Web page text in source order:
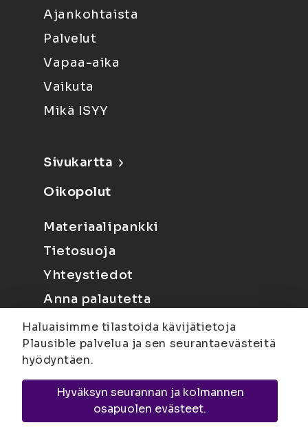
Ajankohtaista
Palvelut
Vapaa-aika
Vaikuta
Mikä ISYY
Sivukartta
Oikopolut
Materiaalipankki
Tietosuoja
Yhteystiedot
Anna palautetta
Joensuu
Suvantokatu 6, 80100 Joensuu |
KuopioYliopistonranta 15, PL 1627, 70211
Haluaisimme tilastoida kävijätietoja
Plausible palvelua ja sen seurantaevästeitä
hyödyntäen.
Hyväksyn seurannan ja kolmannen
osapuolen evästeet.